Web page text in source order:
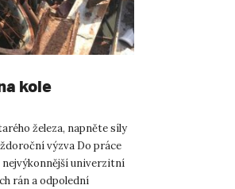
kole
železa, napněte síly
výzva Do práce
nejvýkonnější univerzitní
rán a odpolední